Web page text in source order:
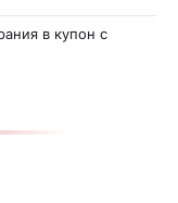
в купон с